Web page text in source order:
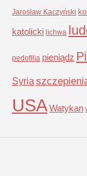
Jarosław Kaczyński
katolicki lichwa
pedofilia pieniądz
Syria
USAWatykan